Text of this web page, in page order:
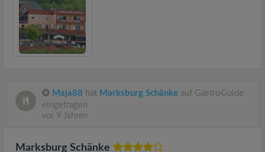
Maja88 hat Marksburg Schänke auf GastroGuide
eingetragen
vor 9 Jahren
Marksburg Schänke